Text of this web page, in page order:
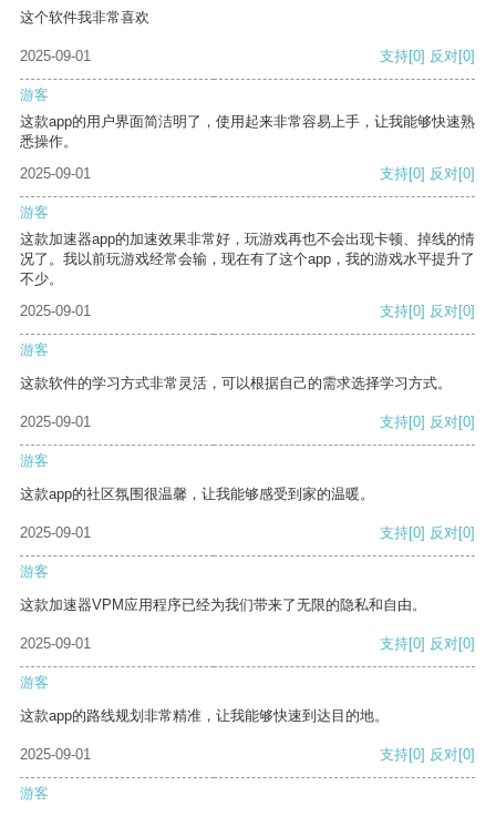
这个软件我非常喜欢
2025-09-01 支持[0] 反对[0]
游客
这款app的用户界面简洁明了，使用起来非常容易上手，让我能够快速熟
悉操作。
2025-09-01
支持[0] 反对[0]
游客
这款加速器app的加速效果非常好，玩游戏再也不会出现卡顿、掉线的情
况了。我以前玩游戏经常会输，现在有了这个app，我的游戏水平提升了
不少。
2025-09-01
支持[0] 反对[0]
游客
这款软件的学习方式非常灵活，可以根据自己的需求选择学习方式。
2025-09-01 支持[0] 反对[0]
游客
这款app的社区氛围很温馨，让我能够感受到家的温暖。
2025-09-01 支持[0] 反对[0]
游客
这款加速器VPM应用程序已经为我们带来了无限的隐私和自由。
2025-09-01 支持[0] 反对[0]
游客
这款app的路线规划非常精准，让我能够快速到达目的地。
2025-09-01 支持[0] 反对[0]
游客